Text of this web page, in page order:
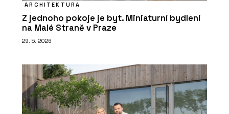
ARCHITEKTURA
Z jednoho pokoje je byt. Miniaturní bydlení
na Malé Straně v Praze
29. 5. 2026